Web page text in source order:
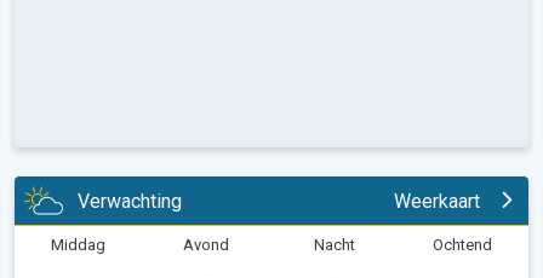
Verwachting Weerkaart
Middag Avond Nacht Ochtend